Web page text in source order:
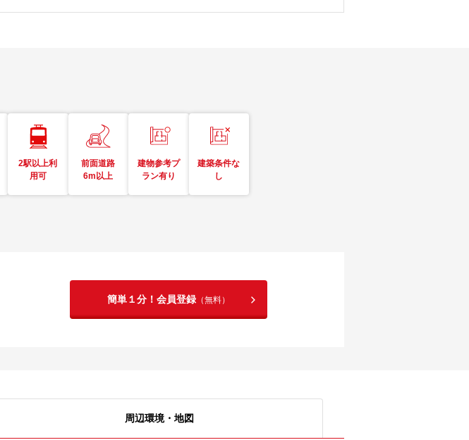
2駅以上利
用可
前面道路
6m以上
建物参考プ
ラン有り
建築条件な
し
簡単１分！会員登録 （無料）
周辺環境・地図